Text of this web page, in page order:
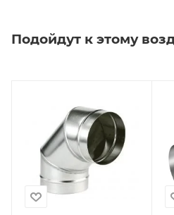
Подойдут к этому